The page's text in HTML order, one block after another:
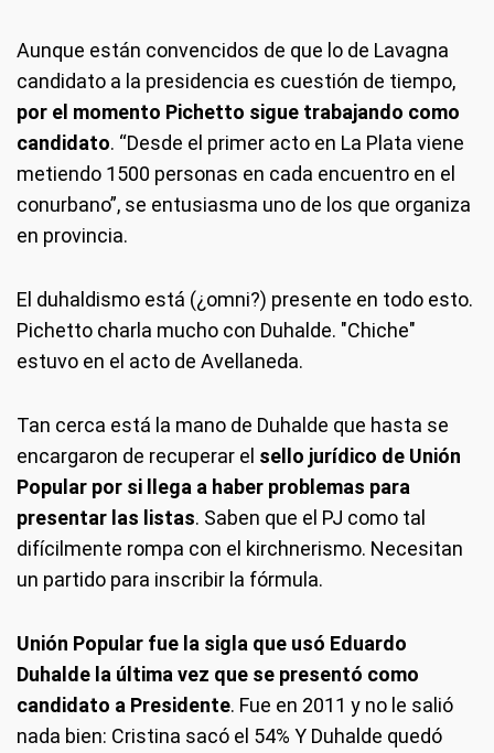
Aunque están convencidos de que lo de Lavagna
candidato a la presidencia es cuestión de tiempo,
por el momento Pichetto sigue trabajando como
candidato. “Desde el primer acto en La Plata viene
metiendo 1500 personas en cada encuentro en el
conurbano”, se entusiasma uno de los que organiza
en provincia.
El duhaldismo está (¿omni?) presente en todo esto.
Pichetto charla mucho con Duhalde. "Chiche"
estuvo en el acto de Avellaneda.
Tan cerca está la mano de Duhalde que hasta se
encargaron de recuperar el sello jurídico de Unión
Popular por si llega a haber problemas para
presentar las listas. Saben que el PJ como tal
difícilmente rompa con el kirchnerismo. Necesitan
un partido para inscribir la fórmula.
Unión Popular fue la sigla que usó Eduardo
Duhalde la última vez que se presentó como
candidato a Presidente. Fue en 2011 y no le salió
nada bien: Cristina sacó el 54% Y Duhalde quedó